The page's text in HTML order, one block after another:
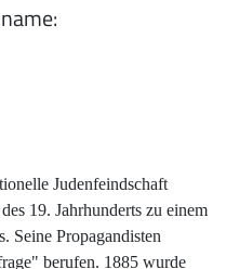
Judenfeindschaft
19. Jahrhunderts zu einem
Seine Propagandisten
berufen. 1885 wurde